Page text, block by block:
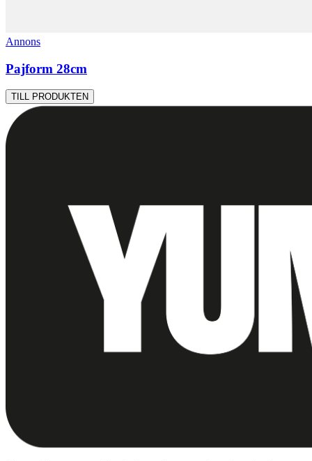
Annons
Pajform 28cm
TILL PRODUKTEN